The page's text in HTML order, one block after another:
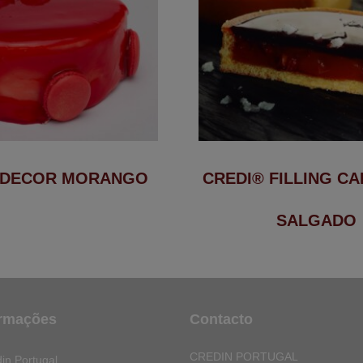
MORANGO CREDI® FILLING
SALGADO
Portugal
Contacto
CREDIN PORTUGAL